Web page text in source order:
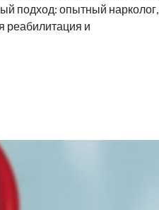
подход: опытный нарколог,
реабилитация и